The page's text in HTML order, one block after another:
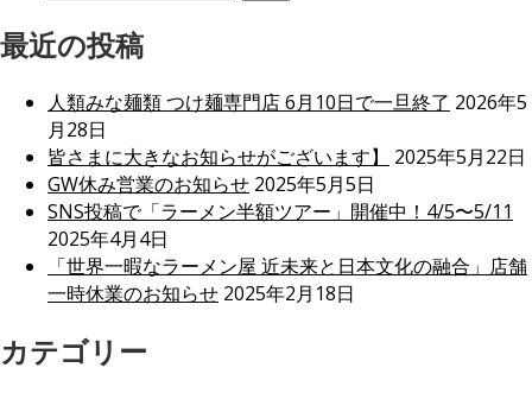
最近の投稿
人類みな麺類 つけ麺専門店 6月10日で一旦終了 2026年5
月28日
皆さまに大きなお知らせがございます】
2025年5月22日
GW休み営業のお知らせ 2025年5月5日
SNS投稿で「ラーメン半額ツアー」開催中！4/5〜5/11
2025年4月4日
「世界一暇なラーメン屋 近未来と日本文化の融合」店舗
一時休業のお知らせ 2025年2月18日
カテゴリー